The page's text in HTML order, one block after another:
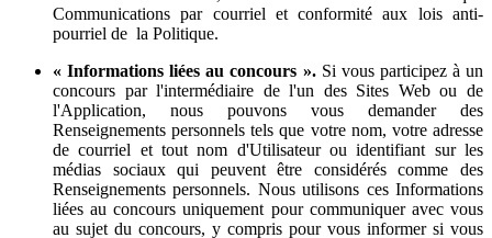
Communications par courriel et conformité aux lois anti-
pourriel de la Politique.
« Informations liées au concours ». Si vous participez à un
concours par l'intermédiaire de l'un des Sites Web ou de
l'Application, nous pouvons vous demander des
Renseignements personnels tels que votre nom, votre adresse
de courriel et tout nom d'Utilisateur ou identifiant sur les
médias sociaux qui peuvent être considérés comme des
Renseignements personnels. Nous utilisons ces Informations
liées au concours uniquement pour communiquer avec vous
au sujet du concours, y compris pour vous informer si vous